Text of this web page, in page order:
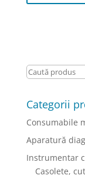
Categorii
Consumabile
Aparatură
Instrumentar
Casolete,